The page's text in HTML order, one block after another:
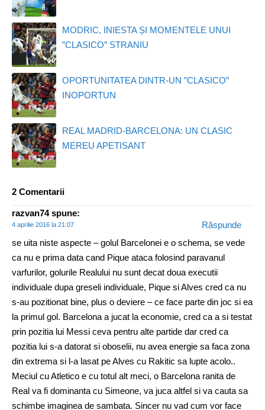
MODRIC, INIESTA ȘI MOMENTELE UNUI
”CLASICO” STRANIU
OPORTUNITATEA DINTR-UN ”CLASICO”
INOPORTUN
REAL MADRID-BARCELONA: UN CLASIC
MEREU APETISANT
2 Comentarii
razvan74 spune:
4 aprilie 2016 la 21:07
se uita niste aspecte – golul Barcelonei e o schema, se vede
ca nu e prima data cand Pique ataca folosind paravanul
varfurilor, golurile Realului nu sunt decat doua executii
individuale dupa greseli individuale, Pique si Alves cred ca nu
s-au pozitionat bine, plus o deviere – ce face parte din joc si ea
la primul gol. Barcelona a jucat la economie, cred ca a si testat
prin pozitia lui Messi ceva pentru alte partide dar cred ca
pozitia lui s-a datorat si oboselii, nu avea energie sa faca zona
din extrema si l-a lasat pe Alves cu Rakitic sa lupte acolo..
Meciul cu Atletico e cu totul alt meci, o Barcelona ranita de
Real va fi dominanta cu Simeone, va juca altfel si va cauta sa
schimbe imaginea de sambata. Sincer nu vad cum vor face
Răspunde